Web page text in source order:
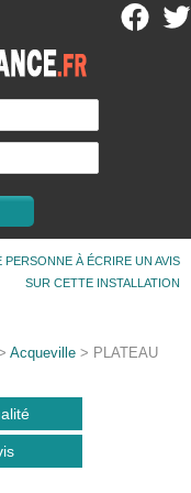
PERSONNE À ÉCRIRE UN AVIS
SUR CETTE INSTALLATION
Acqueville > PLATEAU